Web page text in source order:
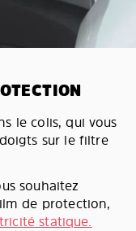
le colis, qui vous
sur le filtre
souhaitez
de protection,
statique.